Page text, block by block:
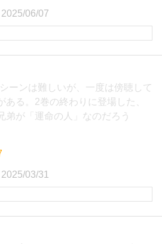
2025/06/07
ーンは難しいが、一度は傍聴して
ある。2巻の終わりに登場した、
弟が「運命の人」なのだろう
2025/03/31